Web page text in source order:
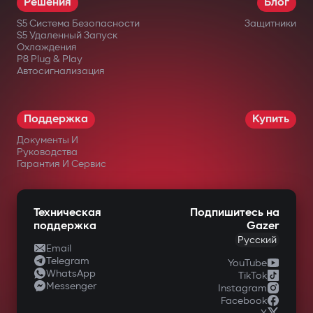
в официальных интернет-магазинах
Gazer;
в крупных сетях электроники;
в специализированных магазинах
автомобильной техники.
месяцев.
S5 Система Безопасности
S5 Удаленный Запуск
Охлаждения
P8 Plug & Play
Автосигнализация
Защитники
Поддержка
Документы И
Руководства
Гарантия И Сервис
Купить
Техническая
поддержка
Email
Telegram
WhatsApp
Messenger
Подпишитесь на
Gazer
Русский
YouTube
TikTok
Instagram
Facebook